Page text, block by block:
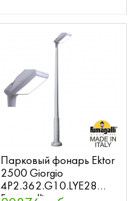
Парковый фонарь Ektor
2500 Giorgio
4P2.362.G10.LYE28